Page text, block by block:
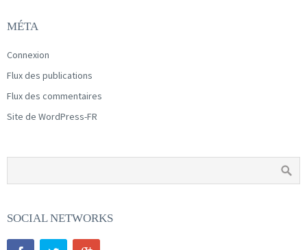
MÉTA
Connexion
Flux des publications
Flux des commentaires
Site de WordPress-FR
SOCIAL NETWORKS